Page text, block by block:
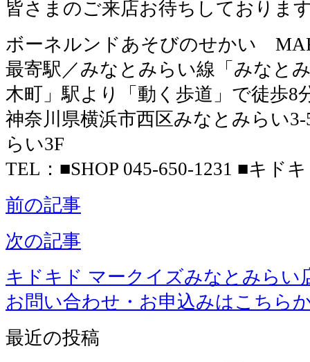
皆さまのご来店お待ちしておりま
ボーネルンドあそびのせかい
最寄駅／みなとみらい線「みなと
木町」駅より「動く歩道」で徒歩8
神奈川県横浜市西区みなとみらい
らい3F
TEL：■SHOP 045-650-1231 ■キド
前の記事
次の記事
キドキド マークイズみなとみらい
お問い合わせ・お申込みはこちら
最近の投稿